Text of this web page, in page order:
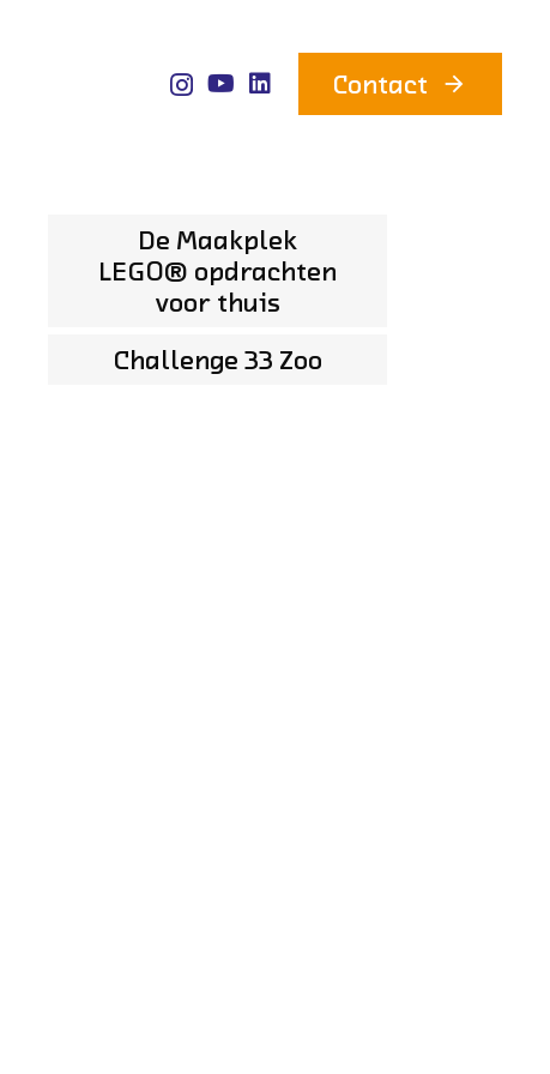
Contact arrow_forward
De Maakplek
LEGO® opdrachten
voor thuis
Challenge 33 Zoo